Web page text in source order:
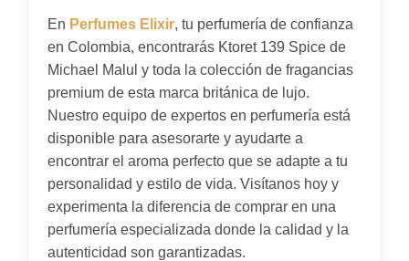
En Perfumes Elixir, tu perfumería de confianza
en Colombia, encontrarás Ktoret 139 Spice de
Michael Malul y toda la colección de fragancias
premium de esta marca británica de lujo.
Nuestro equipo de expertos en perfumería está
disponible para asesorarte y ayudarte a
encontrar el aroma perfecto que se adapte a tu
personalidad y estilo de vida. Visítanos hoy y
experimenta la diferencia de comprar en una
perfumería especializada donde la calidad y la
autenticidad son garantizadas.